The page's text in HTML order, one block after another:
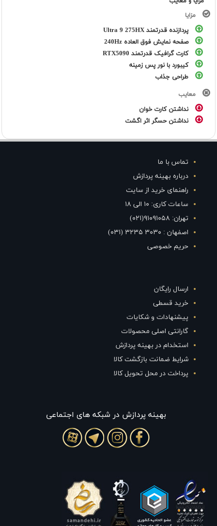
مزایا
پردازنده قدرتمند Ultra 9 275HX
صفحه نمایش فوق العاده 240Hz
کارت گرافیک قدرتمند RTX5090
کیبورد با نور پس زمینه
طراحی جذاب
معایب
نداشتن کارت خوان
نداشتن حسگر اثر اگشت
تماس با ما
درباره بهینه پردازش
راهنمای خرید از سایت
ساعات کاری: ۱۰ الی ۱۸
تهران: ۹۱۰۹۱۰۵۸(۰۲۱)
اصفهان : ۳۰۳۰ ۳۲۳۵ (۰۳۱)
حریم خصوصی
ارسال رایگان
خرید قسطی
پیشنهادات و شکایات
گارانتی اصلی محصولات
استخدام در بهینه پردازش
شرایط ضمانت بازگشت کالا
پرداخت در محل تحویل کالا
بهينه پردازش در شبکه های اجتماعی